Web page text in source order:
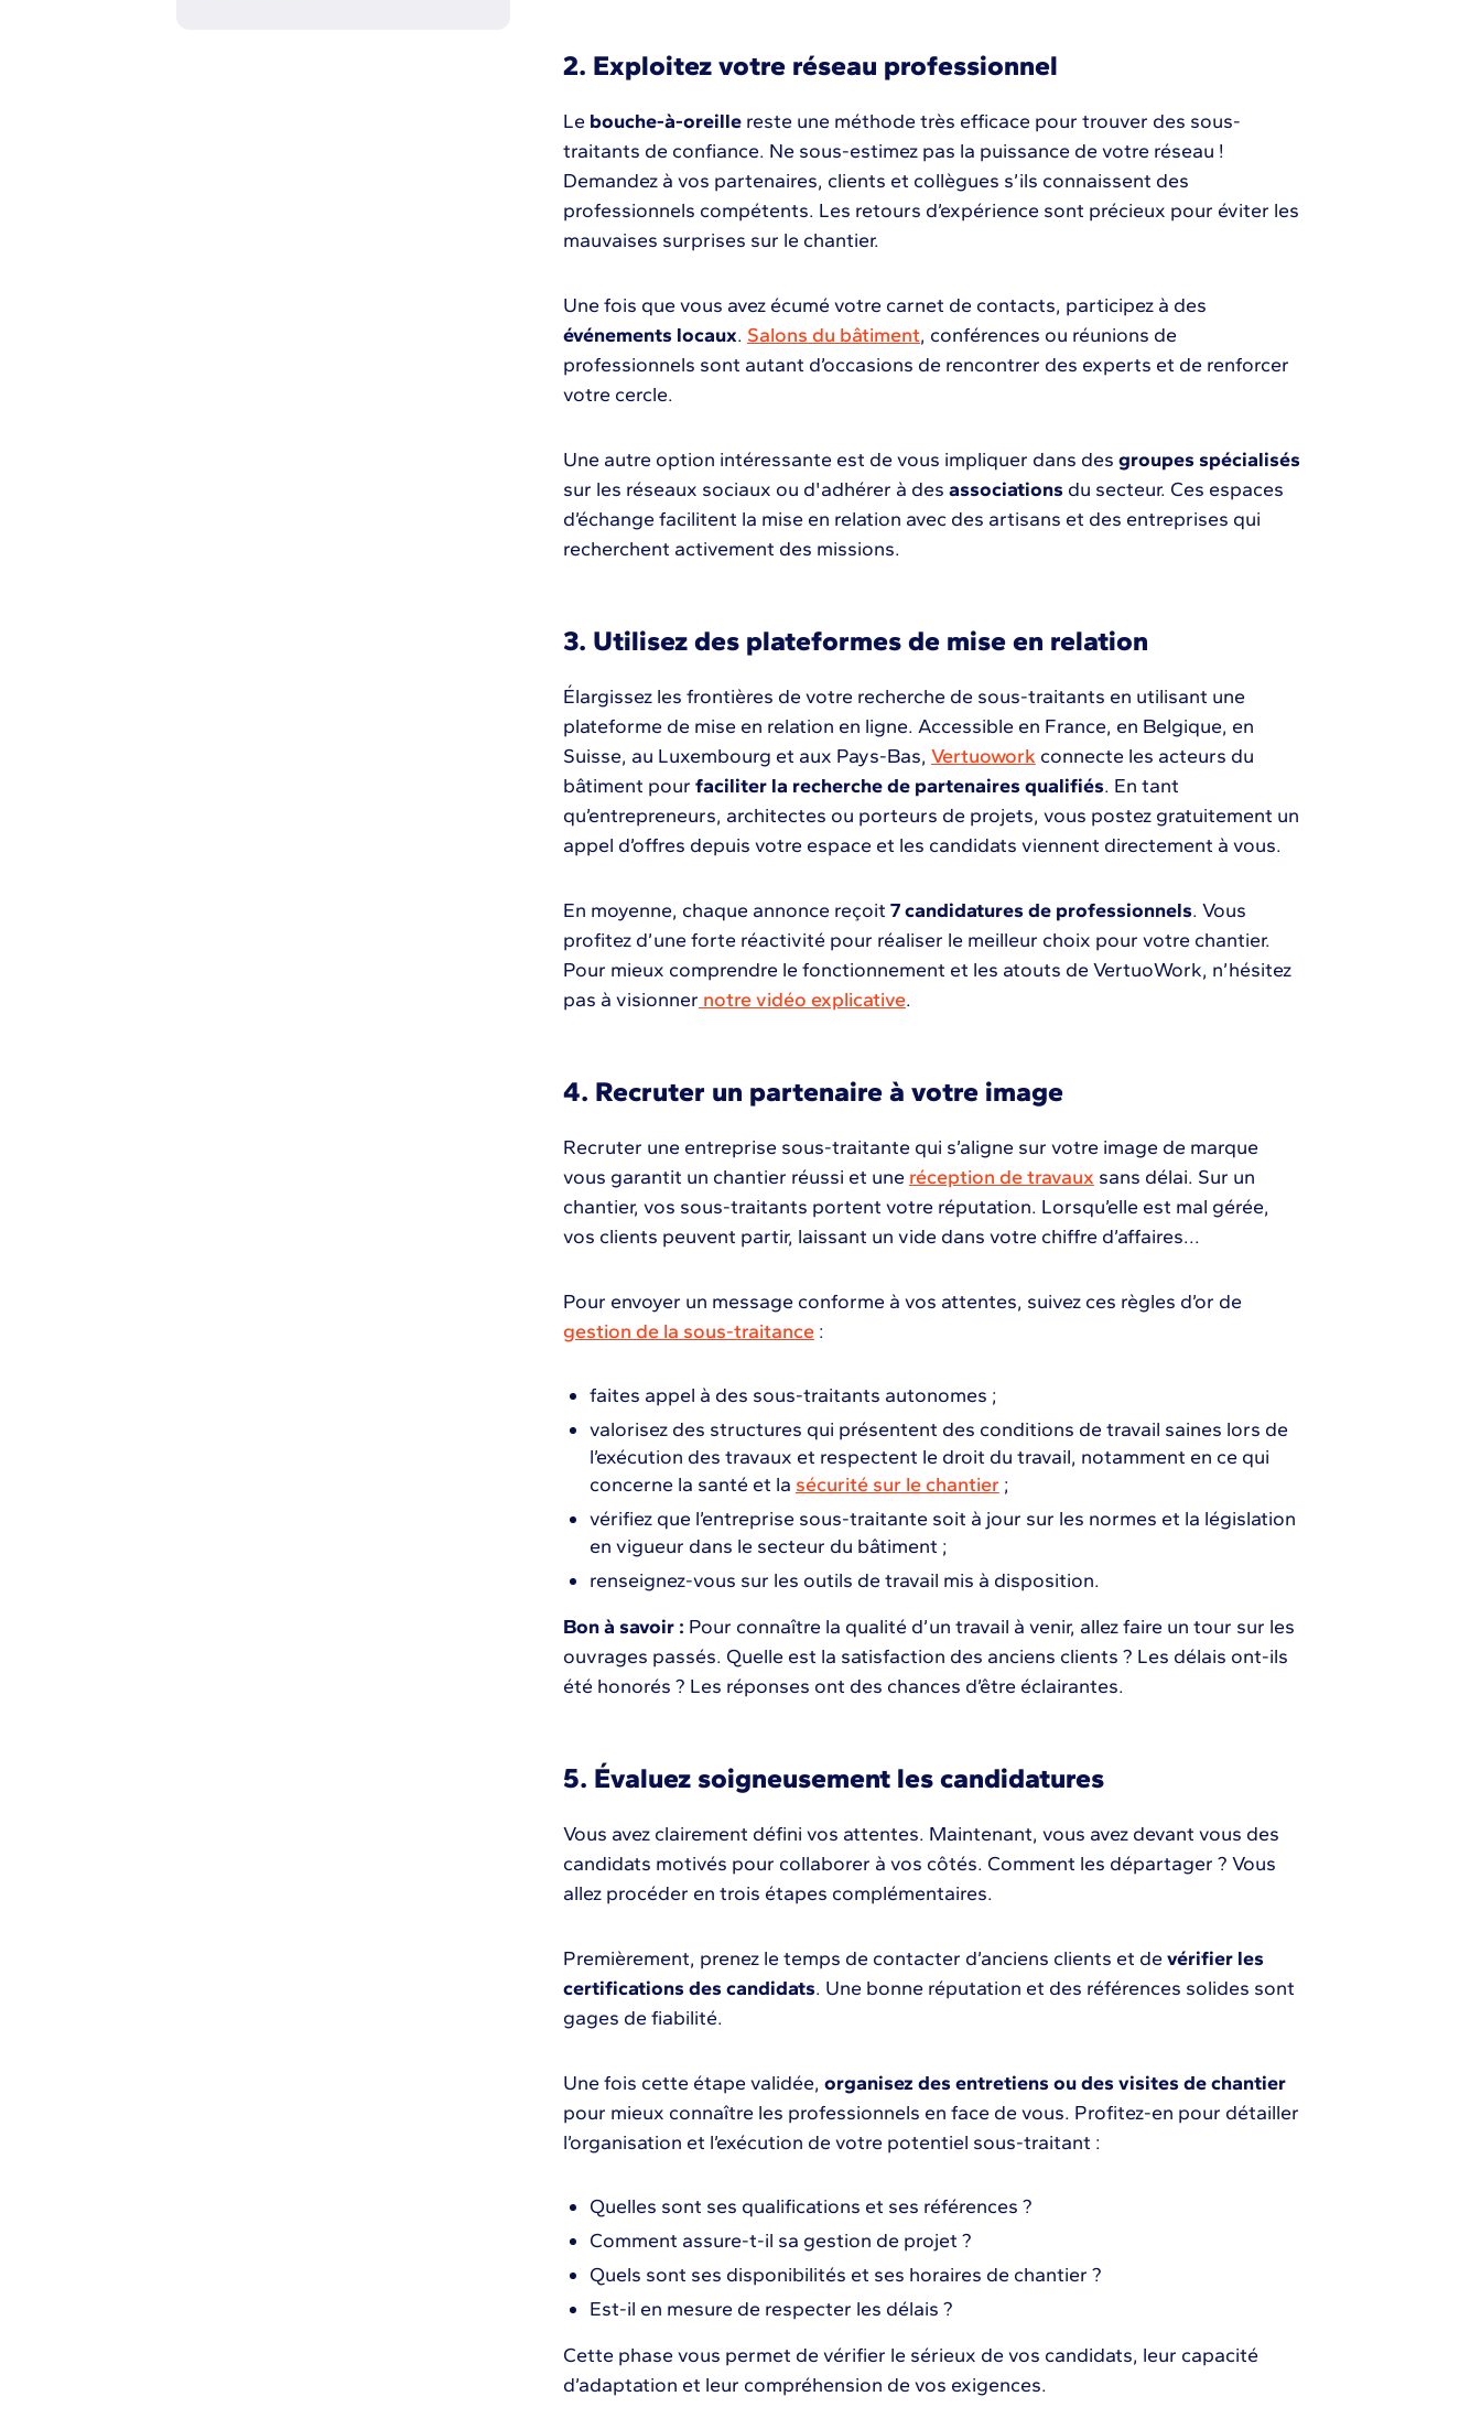
2. Exploitez votre réseau professionnel
Le bouche-à-oreillereste une méthode très efficace pour trouver des sous-
traitants de confiance. Ne sous-estimez pas la puissance de votre réseau !
Demandez à vos partenaires, clients et collègues s’ils connaissent des
professionnels compétents. Les retours d’expérience sont précieux pour éviter les
mauvaises surprises sur le chantier.
Une fois que vous avez écumé votre carnet de contacts, participez à des
événements locaux. Salons du bâtiment, conférences ou réunions de
professionnels sont autant d’occasions de rencontrer des experts et de renforcer
votre cercle.
Une autre option intéressante est de vous impliquer dans des groupes spécialisés
sur les réseaux sociaux ou d'adhérer à des associations du secteur. Ces espaces
d’échange facilitent la mise en relation avec des artisans et des entreprises qui
recherchent activement des missions.
3. Utilisez des plateformes de mise en relation
Élargissez les frontières de votre recherche de sous-traitants en utilisant une
plateforme de mise en relation en ligne. Accessible en France, en Belgique, en
Suisse, au Luxembourg et aux Pays-Bas, Vertuowork connecte les acteurs du
bâtiment pour faciliter la recherche de partenaires qualifiés. En tant
qu’entrepreneurs, architectes ou porteurs de projets, vous postez gratuitement un
appel d’offres depuis votre espace et les candidats viennent directement à vous.
En moyenne, chaque annonce reçoit 7 candidatures de professionnels. Vous
profitez d’une forte réactivité pour réaliser le meilleur choix pour votre chantier.
Pour mieux comprendre le fonctionnement et les atouts de VertuoWork, n’hésitez
pas à visionner notre vidéo explicative.
4. Recruter un partenaire à votre image
Recruter une entreprise sous-traitante qui s’aligne sur votre image de marque
vous garantit un chantier réussi et une réception de travaux sans délai. Sur un
chantier, vos sous-traitants portent votre réputation. Lorsqu’elle est mal gérée,
vos clients peuvent partir, laissant un vide dans votre chiffre d’affaires...
Pour envoyer un message conforme à vos attentes, suivez ces règles d’or de
gestion de la sous-traitance:
faites appel à des sous-traitants autonomes ;
valorisez des structures qui présentent des conditions de travail saines lors de
l’exécution des travaux et respectent le droit du travail, notamment en ce qui
concerne la santé et la sécurité sur le chantier;
vérifiez que l’entreprise sous-traitante soit à jour sur les normes et la législation
en vigueur dans le secteur du bâtiment ;
renseignez-vous sur les outils de travail mis à disposition.
Bon à savoir : Pour connaître la qualité d’un travail à venir, allez faire un tour sur les
ouvrages passés. Quelle est la satisfaction des anciens clients ? Les délais ont-ils
été honorés ? Les réponses ont des chances d’être éclairantes.
5. Évaluez soigneusement les candidatures
Vous avez clairement défini vos attentes. Maintenant, vous avez devant vous des
candidats motivés pour collaborer à vos côtés. Comment les départager ? Vous
allez procéder en trois étapes complémentaires.
Premièrement, prenez le temps de contacter d’anciens clients et de vérifier les
certifications des candidats. Une bonne réputation et des références solides sont
gages de fiabilité.
Une fois cette étape validée, organisez des entretiens ou des visites de chantier
pour mieux connaître les professionnels en face de vous. Profitez-en pour détailler
l’organisation et l’exécution de votre potentiel sous-traitant :
Quelles sont ses qualifications et ses références ?
Comment assure-t-il sa gestion de projet ?
Quels sont ses disponibilités et ses horaires de chantier ?
Est-il en mesure de respecter les délais ?
Cette phase vous permet de vérifier le sérieux de vos candidats, leur capacité
d’adaptation et leur compréhension de vos exigences.